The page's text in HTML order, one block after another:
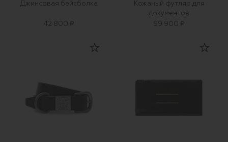
Джинсовая бейсболка
42 800 ₽
Кожаный футляр для
документов
99 900 ₽